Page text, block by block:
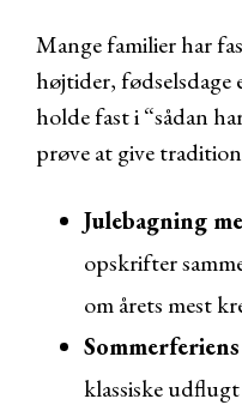
Mange familier har
højtider, fødselsdage
holde fast i “sådan
prøve at give
Julebagning
opskrifter
om årets mest
klassiske